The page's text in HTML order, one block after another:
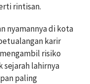
rintisan.
nyamannya di kota
karir
risiko
sejarah lahirnya
paling